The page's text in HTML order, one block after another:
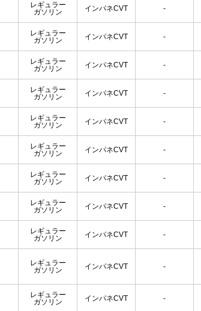
レギュラー
ガソリン
インパネCVT -
レギュラー
ガソリン
インパネCVT -
レギュラー
ガソリン
インパネCVT -
レギュラー
ガソリン
インパネCVT -
レギュラー
ガソリン
インパネCVT -
レギュラー
ガソリン
インパネCVT -
レギュラー
ガソリン
インパネCVT -
レギュラー
ガソリン
インパネCVT -
レギュラー
ガソリン
インパネCVT -
レギュラー
ガソリン
インパネCVT -
レギュラー
ガソリン
インパネCVT -